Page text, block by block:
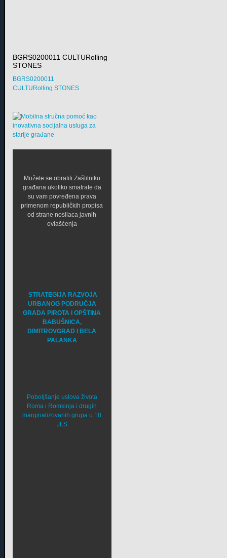
BGRS0200011 CULTURolling
STONES
BGRS0200011
CULTURolling STONES
Možete se obratiti Zaštitniku
građana ukoliko smatrate da
su vam povređena prava
primenom republičkih propisa
od strane nosilaca javnih
ovlašćenja
STRATEGIJA RAZVOJA
URBANOG PODRUČJA
GRADA PIROTA I OPŠTINA
BABUŠNICA,
DIMITROVGRAD I BELA
PALANKA
Poboljšanje uslova života
Roma i Romkinja i drugih
marginalizovanih grupa u 18
JLS